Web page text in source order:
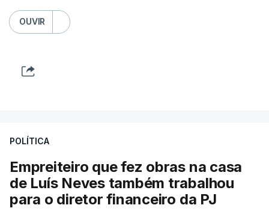
OUVIR
POLÍTICA
Empreiteiro que fez obras na casa
de Luís Neves também trabalhou
para o diretor financeiro da PJ